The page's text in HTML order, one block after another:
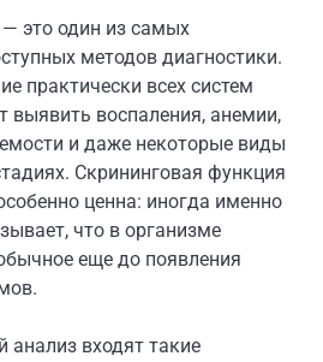
это один из самых
методов диагностики.
практически всех систем
выявить воспаления, анемии,
и даже некоторые виды
Скрининговая функция
ценна: иногда именно
что в организме
еще до появления
анализ входят такие